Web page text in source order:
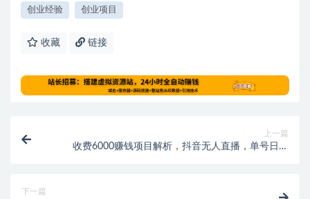
创业经验 创业项目
收藏 链接
上一篇
收费6000赚钱项目解析，抖音无人直播，单号日入
下一篇